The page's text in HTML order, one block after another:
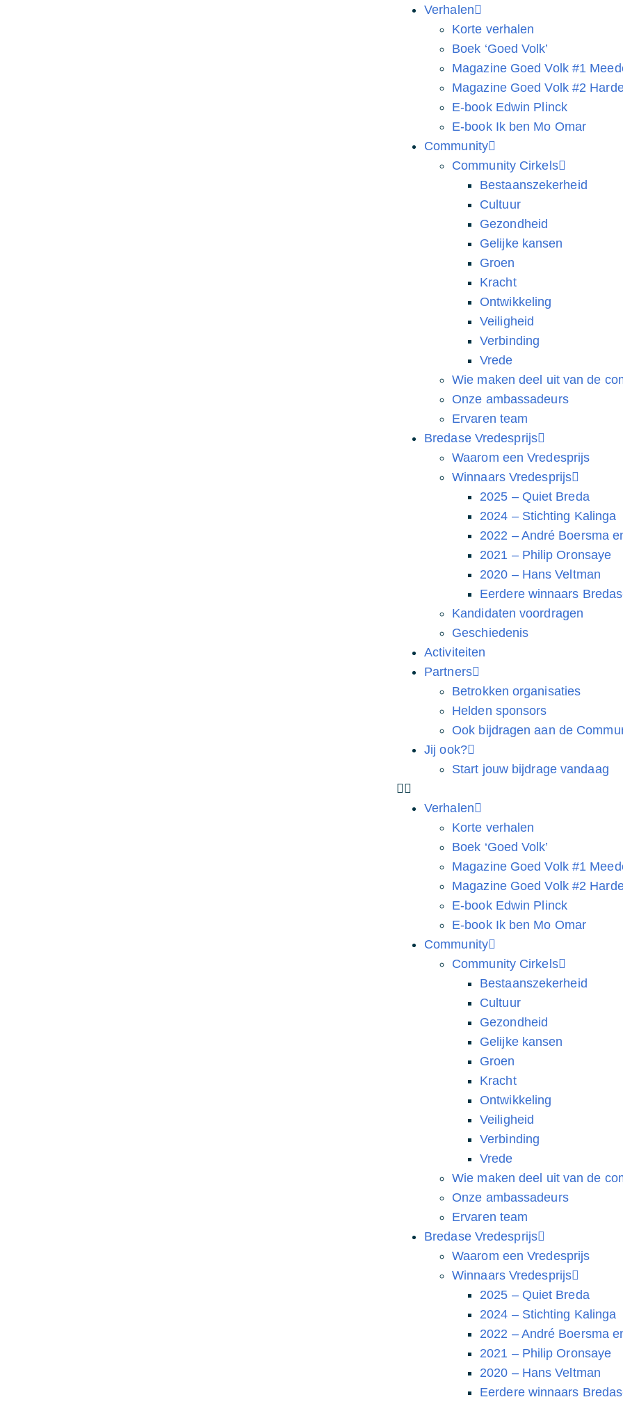
Verhalen
Korte verhalen
Boek ‘Goed Volk’
Magazine Goed Volk #1
Magazine Goed Volk #2
E-book Edwin Plinck
E-book Ik ben Mo Omar
Community
Community Cirkels
Bestaanszekerheid
Cultuur
Gezondheid
Gelijke kansen
Groen
Kracht
Ontwikkeling
Veiligheid
Verbinding
Vrede
Wie maken deel uit van de
Onze ambassadeurs
Ervaren team
Bredase Vredesprijs
Waarom een Vredesprijs
Winnaars Vredesprijs
2025 – Quiet Breda
2024 – Stichting Kalinga
2022 – André Boersma
2021 – Philip Oronsaye
2020 – Hans Veltman
Eerdere winnaars
Kandidaten voordragen
Geschiedenis
Activiteiten
Partners
Betrokken organisaties
Helden sponsors
Ook bijdragen aan de
Jij ook?
Start jouw bijdrage vandaag
Verhalen
Korte verhalen
Boek ‘Goed Volk’
Magazine Goed Volk #1
Magazine Goed Volk #2
E-book Edwin Plinck
E-book Ik ben Mo Omar
Community
Community Cirkels
Bestaanszekerheid
Cultuur
Gezondheid
Gelijke kansen
Groen
Kracht
Ontwikkeling
Veiligheid
Verbinding
Vrede
Wie maken deel uit van de
Onze ambassadeurs
Ervaren team
Bredase Vredesprijs
Waarom een Vredesprijs
Winnaars Vredesprijs
2025 – Quiet Breda
2024 – Stichting Kalinga
2022 – André Boersma
2021 – Philip Oronsaye
2020 – Hans Veltman
Eerdere winnaars